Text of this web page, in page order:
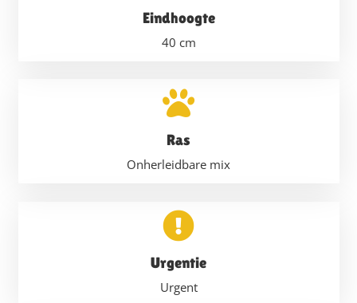
Eindhoogte
40 cm
Ras
Onherleidbare mix
Urgentie
Urgent